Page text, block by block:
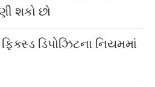
શકો છો
ડિપોઝિટના નિયમમાં